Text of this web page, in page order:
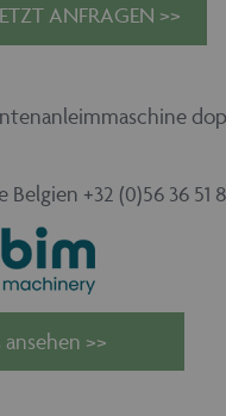
ANFRAGEN >>
+32 (0)56 36 51
>>